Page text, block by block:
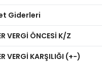
Giderleri
VERGİ ÖNCESİ K/Z
VERGİ KARŞILIĞI (+-)